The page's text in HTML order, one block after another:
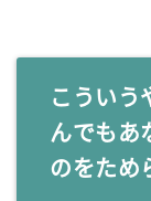
こういう
んでもあ
のをため